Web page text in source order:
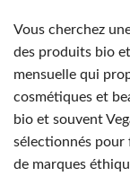
Vous cherchez
des produits bio
mensuelle qui
cosmétiques et
bio et souvent
sélectionnés
de marques